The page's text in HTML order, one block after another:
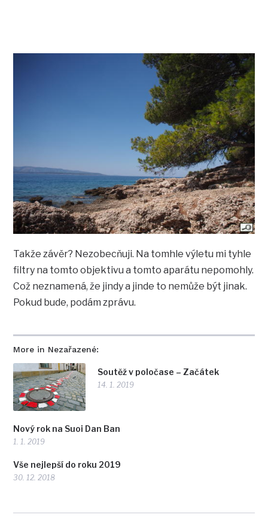
More in Nezařazené:
Soutěž v poločase – Začátek
14. 1. 2019
Nový rok na Suoi Dan Ban
1. 1. 2019
Vše nejlepší do roku 2019
30. 12. 2018
Takže závěr? Nezobecňuji. Na tomhle výletu mi tyhle
filtry na tomto objektivu a tomto aparátu nepomohly.
Což neznamená, že jindy a jinde to nemůže být jinak.
Pokud bude, podám zprávu.